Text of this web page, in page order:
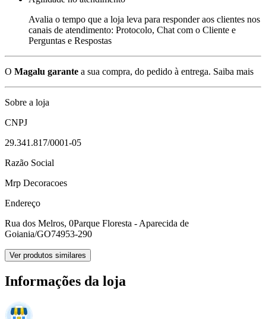
Avalia o tempo que a loja leva para responder aos clientes nos
canais de atendimento: Protocolo, Chat com o Cliente e
Perguntas e Respostas
O Magalu garante a sua compra, do pedido à entrega. Saiba mais
Sobre a loja
CNPJ
29.341.817/0001-05
Razão Social
Mrp Decoracoes
Endereço
Rua dos Melros, 0Parque Floresta - Aparecida de
Goiania/GO74953-290
Ver produtos similares
Informações da loja